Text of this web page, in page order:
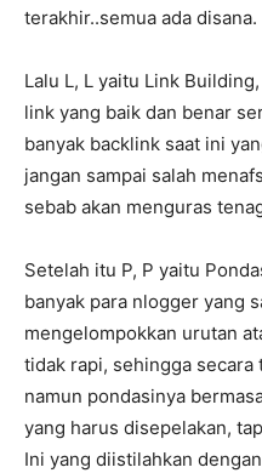
terakhir..semua ada disana.
Lalu L, L yaitu Link
link yang baik dan benar
banyak backlink saat ini
jangan sampai salah
sebab akan menguras
Setelah itu P, P yaitu
banyak para nlogger yang
mengelompokkan urutan
tidak rapi, sehingga secara
namun pondasinya
yang harus disepelakan,
Ini yang diistilahkan dengan